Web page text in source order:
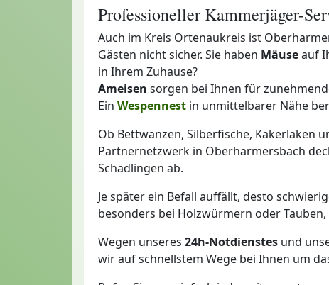
Professioneller Kammerjäger-
Auch im Kreis Ortenaukreis ist
Gästen nicht sicher. Sie haben Mäuseauf
in Ihrem Zuhause?
Ameisen sorgen bei Ihnen für
Ein Wespennest in unmittelbarer Nähe
Ob Bettwanzen, Silberfische, Kakerlaken
Partnernetzwerk in Oberharmersbach
Schädlingen ab.
Je später ein Befall auffällt, desto
besonders bei Holzwürmern oder
Wegen unseres 24h-Notdienstes und
wir auf schnellstem Wege bei Ihnen um